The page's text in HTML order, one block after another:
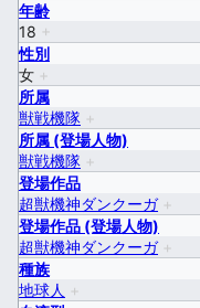
年齢
18 +
性別
女 +
所属
獣戦機隊 +
所属 (登場人物)
獣戦機隊 +
登場作品
超獣機神ダンクーガ +
登場作品 (登場人物)
超獣機神ダンクーガ +
種族
地球人
+